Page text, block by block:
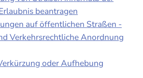
beantragen
auf öffentlichen Straßen -
Verkehrsrechtliche Anordnung
oder Aufhebung